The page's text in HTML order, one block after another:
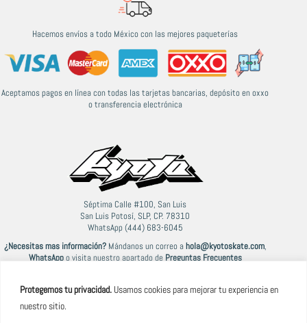
Protegemos tu privacidad. Usamos cookies para mejorar tu experiencia en
nuestro sitio.
Hacemos envíos a todo México con las mejores paqueterías
Aceptamos pagos en línea con todas las tarjetas bancarias, depósito en oxxo
o transferencia electrónica
Séptima Calle #100, San Luis
San Luis Potosí, SLP, CP. 78310
WhatsApp (444) 683-6045
¿Necesitas mas información?Mándanos un correo ahola@kyotoskate.com,
WhatsAppo visita nuestro apartado de Preguntas Frecuentes